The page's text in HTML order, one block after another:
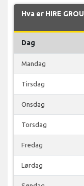
Hva er HIRE
Dag
Mandag
Tirsdag
Onsdag
Torsdag
Fredag
Lørdag